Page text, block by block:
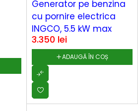
Generator pe benzina
cu pornire electrica
INGCO, 5.5 kW max
3.350 lei
ADAUGĂ ÎN COȘ